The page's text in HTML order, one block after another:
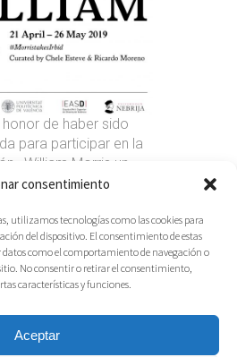
consentimiento
utilizamos tecnologías como las cookies para
del dispositivo. El consentimiento de estas
como el comportamiento de navegación o
No consentir o retirar el consentimiento,
características y funciones.
Aceptar
de haber sido
para participar en la
«William Morris un
en Yarmouk
a William Morris y a
de Arts and Crafts
creadores de distintas
disciplinas.